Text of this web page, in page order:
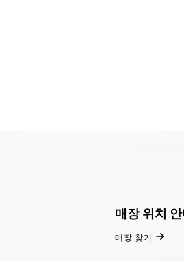
매장 위치
매장 찾기